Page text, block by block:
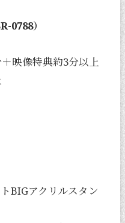
0788）
映像特典約3分以上
BIGアクリルスタン